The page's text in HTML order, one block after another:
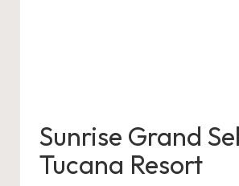
Sunrise Grand
Tucana Resort